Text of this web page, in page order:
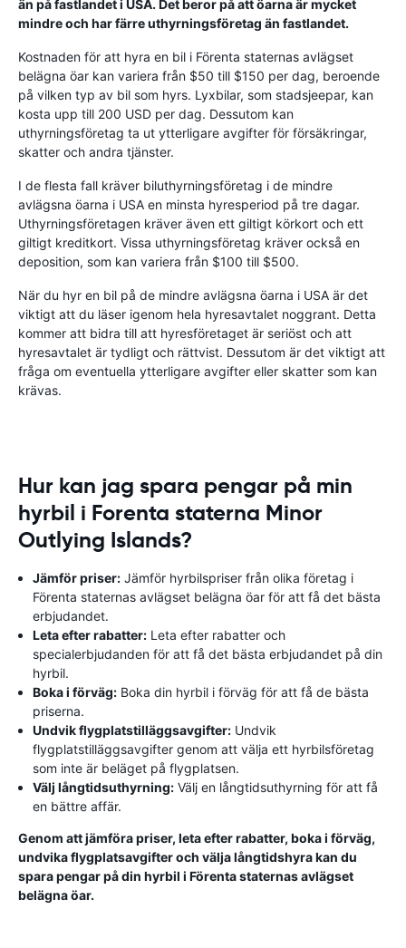
än på fastlandet i USA. Det beror på att öarna är mycket
mindre och har färre uthyrningsföretag än fastlandet.
Kostnaden för att hyra en bil i Förenta staternas avlägset
belägna öar kan variera från $50 till $150 per dag, beroende
på vilken typ av bil som hyrs. Lyxbilar, som stadsjeepar, kan
kosta upp till 200 USD per dag. Dessutom kan
uthyrningsföretag ta ut ytterligare avgifter för försäkringar,
skatter och andra tjänster.
I de flesta fall kräver biluthyrningsföretag i de mindre
avlägsna öarna i USA en minsta hyresperiod på tre dagar.
Uthyrningsföretagen kräver även ett giltigt körkort och ett
giltigt kreditkort. Vissa uthyrningsföretag kräver också en
deposition, som kan variera från $100 till $500.
När du hyr en bil på de mindre avlägsna öarna i USA är det
viktigt att du läser igenom hela hyresavtalet noggrant. Detta
kommer att bidra till att hyresföretaget är seriöst och att
hyresavtalet är tydligt och rättvist. Dessutom är det viktigt att
fråga om eventuella ytterligare avgifter eller skatter som kan
krävas.
Hur kan jag spara pengar på min
hyrbil i Forenta staterna Minor
Outlying Islands?
Jämför priser: Jämför hyrbilspriser från olika företag i
Förenta staternas avlägset belägna öar för att få det bästa
erbjudandet.
Leta efter rabatter: Leta efter rabatter och
specialerbjudanden för att få det bästa erbjudandet på din
hyrbil.
Boka i förväg: Boka din hyrbil i förväg för att få de bästa
priserna.
Undvik flygplatstilläggsavgifter: Undvik
flygplatstilläggsavgifter genom att välja ett hyrbilsföretag
som inte är beläget på flygplatsen.
Välj långtidsuthyrning: Välj en långtidsuthyrning för att få
en bättre affär.
Genom att jämföra priser, leta efter rabatter, boka i förväg,
undvika flygplatsavgifter och välja långtidshyra kan du
spara pengar på din hyrbil i Förenta staternas avlägset
belägna öar.